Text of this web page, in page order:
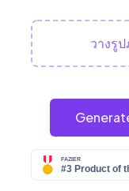
วางรู